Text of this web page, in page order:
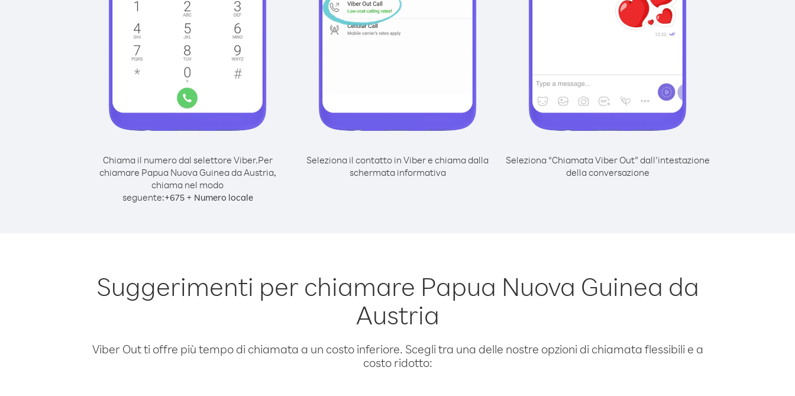
Chiama il numero dal selettore Viber.Per
chiamare Papua Nuova Guinea da Austria,
chiama nel modo
seguente:+675+ Numero locale
Seleziona il contatto in Viber e chiama dalla
schermata informativa
Seleziona “Chiamata Viber Out” dall’intestazione
della conversazione
Suggerimenti per chiamare Papua Nuova Guinea da
Austria
Viber Out ti offre più tempo di chiamata a un costo inferiore. Scegli tra una delle nostre opzioni di chiamata flessibili e a
costo ridotto: